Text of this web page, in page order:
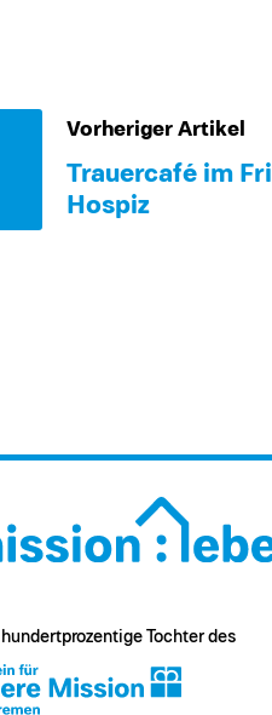
Vorheriger Artikel
Trauercafé im
Hospiz
hundertprozentige Tochter des